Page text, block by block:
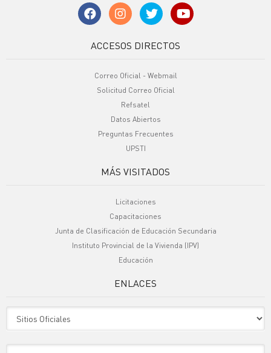
ACCESOS DIRECTOS
Correo Oficial - Webmail
Solicitud Correo Oficial
Refsatel
Datos Abiertos
Preguntas Frecuentes
UPSTI
MÁS VISITADOS
Licitaciones
Capacitaciones
Junta de Clasificación de Educación Secundaria
Instituto Provincial de la Vivienda (IPV)
Educación
ENLACES